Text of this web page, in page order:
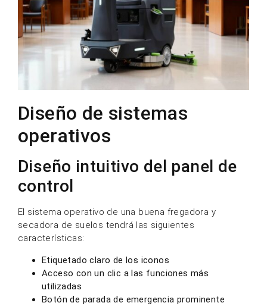
Diseño de sistemas
operativos
Diseño intuitivo del panel de
control
El sistema operativo de una buena fregadora y
secadora de suelos tendrá las siguientes
características:
Etiquetado claro de los iconos
Acceso con un clic a las funciones más
utilizadas
Botón de parada de emergencia prominente